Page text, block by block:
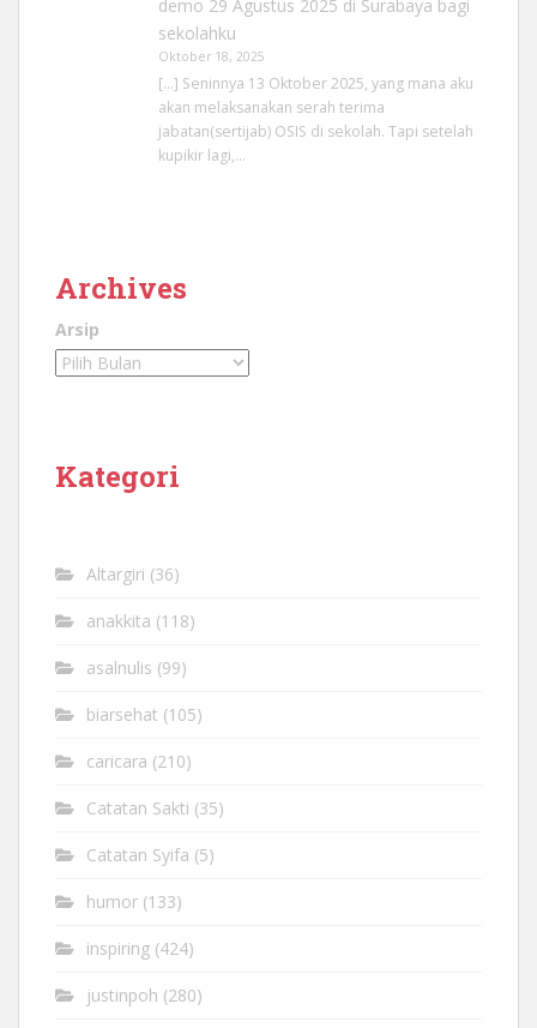
demo 29 Agustus 2025 di Surabaya bagi
sekolahku
Oktober 18, 2025
[…] Seninnya 13 Oktober 2025, yang mana aku
akan melaksanakan serah terima
jabatan(sertijab) OSIS di sekolah. Tapi setelah
kupikir lagi,…
Archives
Arsip
Kategori
Altargiri (36)
anakkita (118)
asalnulis (99)
biarsehat (105)
caricara (210)
Catatan Sakti (35)
Catatan Syifa (5)
humor (133)
inspiring (424)
justinpoh (280)